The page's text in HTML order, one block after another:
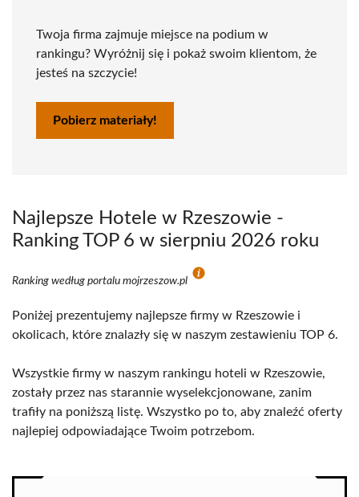
Twoja firma zajmuje miejsce na podium w
rankingu? Wyróżnij się i pokaż swoim klientom, że
jesteś na szczycie!
Pobierz materiały!
Najlepsze Hotele w Rzeszowie -
Ranking TOP 6 w sierpniu 2026 roku
Ranking według portalu mojrzeszow.pl
Poniżej prezentujemy najlepsze firmy w Rzeszowie i
okolicach, które znalazły się w naszym zestawieniu TOP 6.
Wszystkie firmy w naszym rankingu hoteli w Rzeszowie,
zostały przez nas starannie wyselekcjonowane, zanim
trafiły na poniższą listę. Wszystko po to, aby znaleźć oferty
najlepiej odpowiadające Twoim potrzebom.